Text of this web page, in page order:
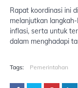
Rapat koordinasi ini
melanjutkan
inflasi, serta untuk
dalam menghadapi
Tags: Pemerintahan